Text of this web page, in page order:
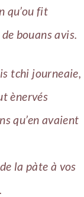
qu’ou fit
bouans avis.
tchi journeaie,
ènervés
qu’en avaient
la pàte à vos